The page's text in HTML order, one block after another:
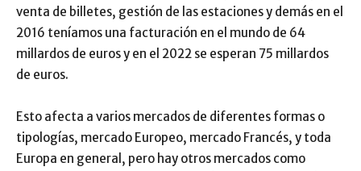
venta de billetes, gestión de las estaciones y demás en el
2016 teníamos una facturación en el mundo de 64
millardos de euros y en el 2022 se esperan 75 millardos
de euros.
Esto afecta a varios mercados de diferentes formas o
tipologías, mercado Europeo, mercado Francés, y toda
Europa en general, pero hay otros mercados como